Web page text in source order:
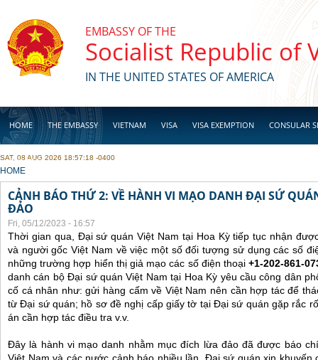
EMBASSY OF THE
Socialist Republic of
IN THE UNITED STATES OF AMERICA
HOME THE EMBASSY VIETNAM VISA VISA EXEMPTION CONSULAR
BUSINESS
SAT, 08 AUG 2026 18:57:18 -0400
YOU ARE HERE
HOME
CẢNH BÁO THỨ 2: VỀ HÀNH VI MẠO DANH ĐẠI SỨ
ĐẢO
Fri, 05/12/2023 - 16:57
Thời gian qua, Đại sứ quán Việt Nam tại Hoa Kỳ tiếp tục nhận
và người gốc Việt Nam về việc một số đối tượng sử dụng các số
những trường hợp hiển thị giả mạo các số điện thoại+1-202-861-
danh cán bộ Đại sứ quán Việt Nam tại Hoa Kỳ yêu cầu công dân
cố cá nhân như: gửi hàng cấm về Việt Nam nên cần hợp tác để
từ Đại sứ quán; hồ sơ đề nghị cấp giấy tờ tại Đại sứ quán gặp rắc
án cần hợp tác điều tra v.v.
Đây là hành vi mạo danh nhằm mục đích lừa đảo đã được báo